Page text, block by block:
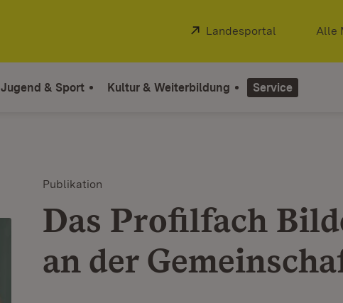
Extern:
Landesportal (Öffnet in
Alle
Jugend & Sport Kultur & Weiterbildung Service
Publikation
Das Profilfach
an der